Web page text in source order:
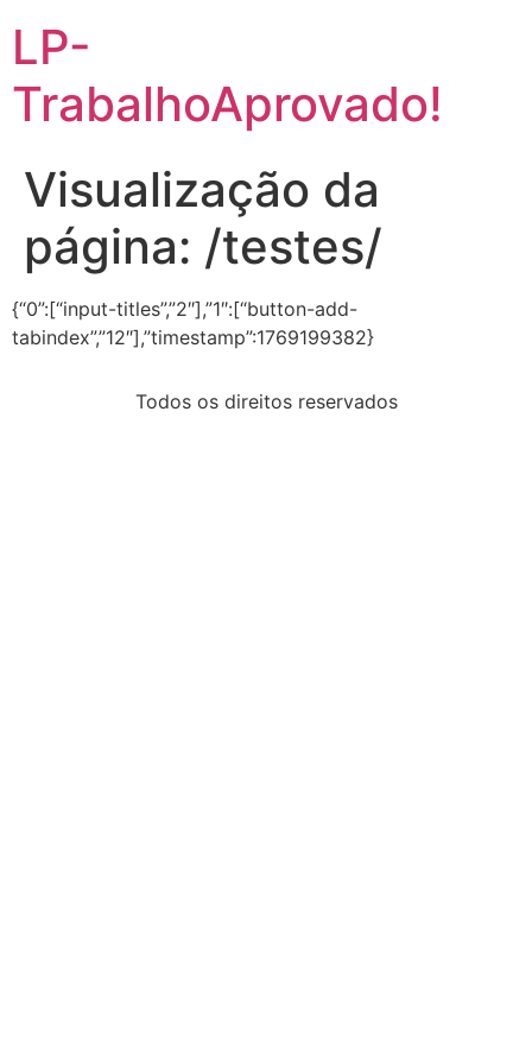
LP-
TrabalhoAprovado!
Visualização da
página: /testes/
{“0”:[“input-titles”,”2″],”1″:[“button-add-
tabindex”,”12″],”timestamp”:1769199382}
Todos os direitos reservados